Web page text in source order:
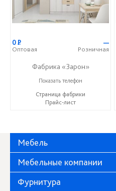
0Р
Оптовая
—
Розничная
Фабрика «Зарон»
+7 (8412) 21-50-66
Показать телефон
Страница фабрики
Прайс-лист
Мебель
Мебельные компании
Фурнитура